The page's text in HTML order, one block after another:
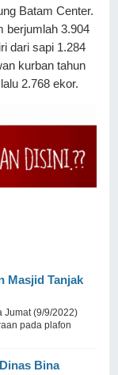
Batam Center.
berjumlah 3.904
dari sapi 1.284
kurban tahun
2.768 ekor.
Masjid Tanjak
Jumat (9/9/2022)
pada plafon
Bina